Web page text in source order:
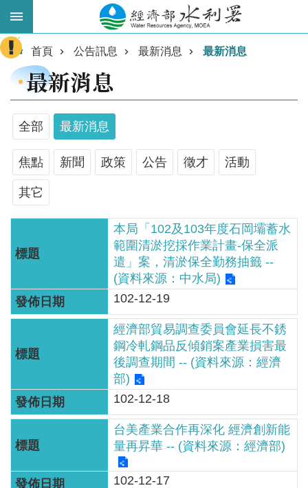
跳到主要內容區塊
進
階
搜
業
主
軸
新
情
公
告
息
:::
首頁 公告訊息 最新消息 最新消息
最新消息
全部 最新消息
焦點 新聞 政策 公告 徵才 活動
其它
本局「102及103年度石岡壩蓄水
範圍清淤挖採作業計畫-保全派
遣」案，清淤保全勤務抽籤 --
(資料來源：中水局)
102-12-19
經濟部貿易調查委員會延長不銹
鋼冷軋鋼品反傾銷案產業損害最
後調查期間 -- (資料來源：經濟
部)
102-12-18
台美產業合作再深化 經濟創新能
量再昇華 -- (資料來源：經濟部)
102-12-17